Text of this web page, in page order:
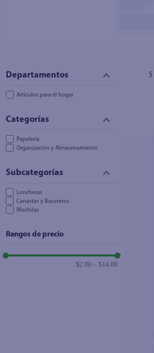
Artículos para el hogar
Papelería
Organización y Almacenamiento
Loncheras
Canastas y Basureros
Mochilas
Rangos de precio
$2.00 – $14.00
5